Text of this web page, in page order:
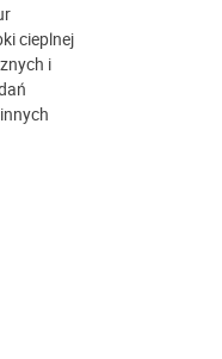
cieplnej
i